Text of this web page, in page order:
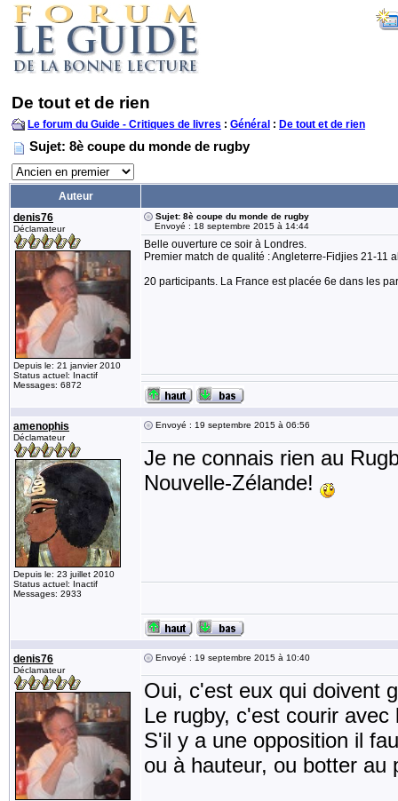
De tout et de rien
Le forum du Guide - Critiques de livres : Général : De tout et de rien
Sujet: 8è coupe du monde de rugby
Auteur
denis76
Déclamateur
Depuis le: 21 janvier 2010
Status actuel: Inactif
Messages: 6872
Sujet: 8è coupe du monde de rugby
Envoyé : 18 septembre 2015 à 14:44
Belle ouverture ce soir à Londres.
Premier match de qualité : Angleterre-Fidjies 21-11
20 participants. La France est placée 6e dans les
amenophis
Déclamateur
Depuis le: 23 juillet 2010
Status actuel: Inactif
Messages: 2933
Envoyé : 19 septembre 2015 à 06:56
Je ne connais rien au
Nouvelle-Zélande!
denis76
Déclamateur
Envoyé : 19 septembre 2015 à 10:40
Oui, c'est eux qui doivent
Le rugby, c'est courir
S'il y a une opposition il
ou à hauteur, ou botter au